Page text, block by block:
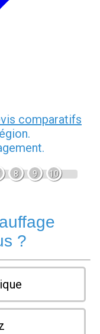
comparatifs
8 9 10
?